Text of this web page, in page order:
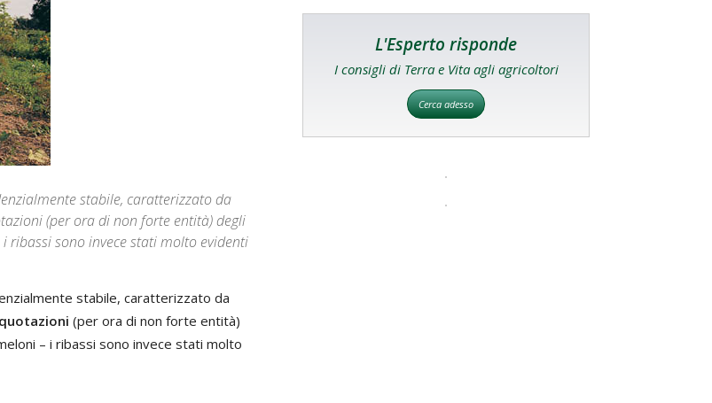
stabile, caratterizzato da
(per ora di non forte entità) degli
ribassi sono invece stati molto evidenti
stabile, caratterizzato da
(per ora di non forte entità)
– i ribassi sono invece stati molto
L'Esperto risponde
I consigli di Terra e Vita agli agricoltori
Cerca adesso